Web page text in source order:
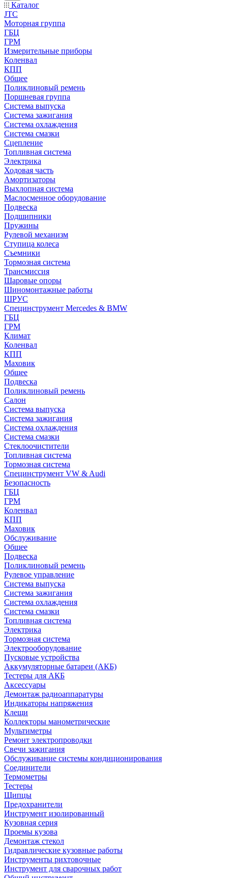
Каталог
JTC
Моторная группа
ГБЦ
ГРМ
Измерительные приборы
Коленвал
КПП
Общее
Поликлиновый ремень
Поршневая группа
Система выпуска
Система зажигания
Система охлаждения
Система смазки
Сцепление
Топливная система
Электрика
Ходовая часть
Амортизаторы
Выхлопная система
Маслосменное оборудование
Подвеска
Подшипники
Пружины
Рулевой механизм
Ступица колеса
Съемники
Тормозная система
Трансмиссия
Шаровые опоры
Шиномонтажные работы
ШРУС
Специнструмент Mercedes & BMW
ГБЦ
ГРМ
Климат
Коленвал
КПП
Маховик
Общее
Подвеска
Поликлиновый ремень
Салон
Система выпуска
Система зажигания
Система охлаждения
Система смазки
Стеклоочистители
Топливная система
Тормозная система
Специнструмент VW & Audi
Безопасность
ГБЦ
ГРМ
Коленвал
КПП
Маховик
Обслуживание
Общее
Подвеска
Поликлиновый ремень
Рулевое управление
Система выпуска
Система зажигания
Система охлаждения
Система смазки
Топливная система
Электрика
Тормозная система
Электрооборудование
Пусковые устройства
Аккумуляторные батареи (АКБ)
Тестеры для АКБ
Аксессуары
Демонтаж радиоаппаратуры
Индикаторы напряжения
Клещи
Коллекторы манометрические
Мультиметры
Ремонт электропроводки
Свечи зажигания
Обслуживание системы кондиционирования
Соединители
Термометры
Тестеры
Щипцы
Предохранители
Инструмент изолированный
Кузовная серия
Проемы кузова
Демонтаж стекол
Гидравлические кузовные работы
Инструменты рихтовочные
Инструмент для сварочных работ